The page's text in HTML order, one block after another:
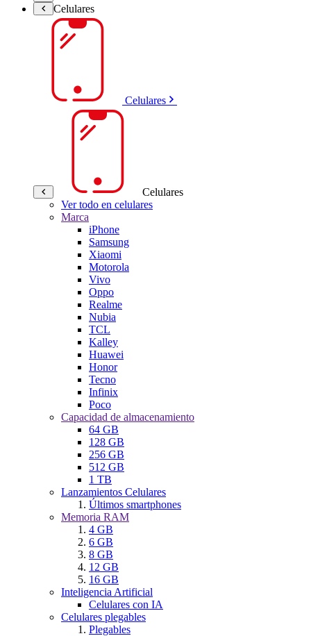
Celulares
Celulares
Celulares
Ver todo en celulares
Marca
iPhone
Samsung
Xiaomi
Motorola
Vivo
Oppo
Realme
Nubia
TCL
Kalley
Huawei
Honor
Tecno
Infinix
Poco
Capacidad de almacenamiento
64 GB
128 GB
256 GB
512 GB
1 TB
Lanzamientos Celulares
Últimos smartphones
Memoria RAM
4 GB
6 GB
8 GB
12 GB
16 GB
Inteligencia Artificial
Celulares con IA
Celulares plegables
Plegables